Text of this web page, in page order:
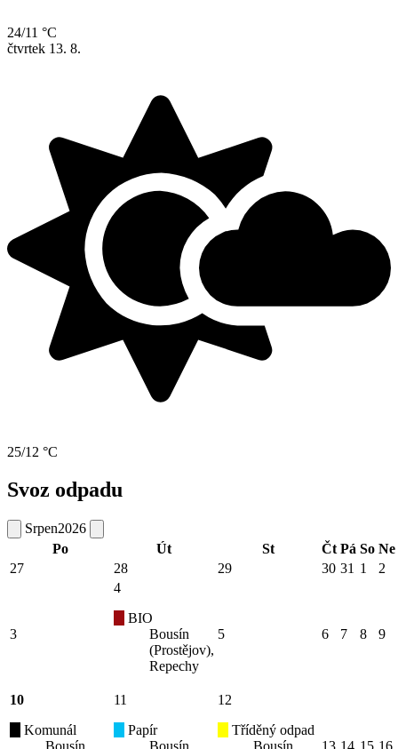
24/11 °C
čtvrtek 13. 8.
25/12 °C
Svoz odpadu
Srpen2026
Po
Út St Čt Pá So Ne
27
28 29 30 31 1 2
3
4
BIO
Bousín
(Prostějov),
Repechy
5 6 7 8 9
10
Komunál
Bousín
11
Papír
Bousín
12
Tříděný odpad
Bousín
13 14 15 16